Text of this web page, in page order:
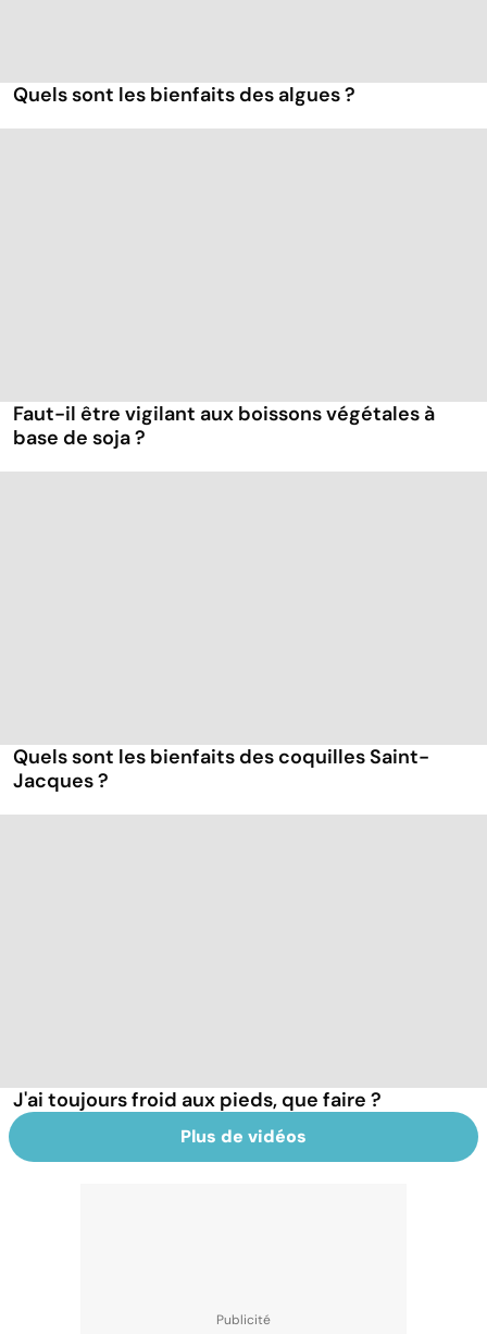
Quels sont les bienfaits des algues ?
Faut-il être vigilant aux boissons végétales à
base de soja ?
Quels sont les bienfaits des coquilles Saint-
Jacques ?
J'ai toujours froid aux pieds, que faire ?
Plus de vidéos